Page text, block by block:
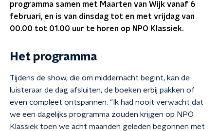
programma samen met Maarten van Wijk vanaf 6
februari, en is van dinsdag tot en met vrijdag van
00.00 tot 01.00 uur te horen op NPO Klassiek.
Het programma
Tijdens de show, die om middernacht begint, kan de
luisteraar de dag afsluiten, de boeken erbij pakken of
even compleet ontspannen. "Ik had nooit verwacht dat
we een dagelijks programma zouden krijgen op NPO
Klassiek toen we acht maanden geleden begonnen met